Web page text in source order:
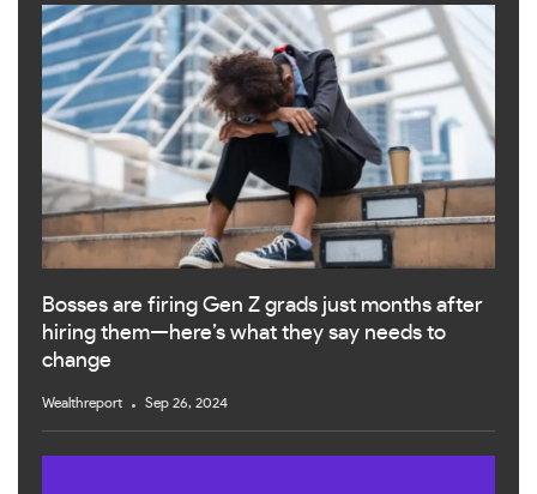
Bosses are firing Gen Z grads just months after
hiring them—here’s what they say needs to
change
Wealthreport Sep 26, 2024